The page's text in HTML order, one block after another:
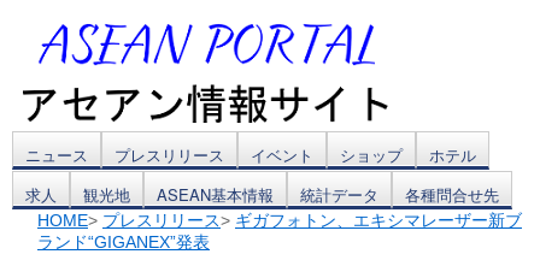
コ
ン
テ
ニュース プレスリリース イベント ショップ
ホテル
求人
観光地 ASEAN基本情報 統計データ 各種問合せ先
HOME> プレスリリース> ギガフォトン、エキシマレーザー新ブ
ランド“GIGANEX”発表